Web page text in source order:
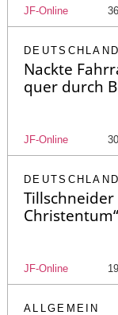
JF-Online 36
DEUTSCHLAND
Nackte
quer durch
JF-Online 30
DEUTSCHLAND
Christentum“
JF-Online 19
ALLGEMEIN